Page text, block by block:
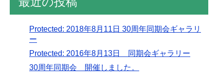
Protected: 2018年8月11日 30周年同期会ギャラリ
ー
Protected: 2016年8月13日 同期会ギャラリー
30周年同期会 開催しました。